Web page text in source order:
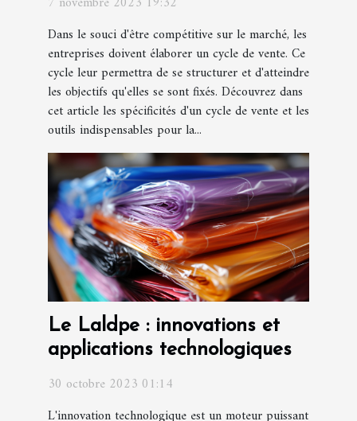
Dans le souci d'être compétitive sur le marché, les
entreprises doivent élaborer un cycle de vente. Ce
cycle leur permettra de se structurer et d'atteindre
les objectifs qu'elles se sont fixés. Découvrez dans
cet article les spécificités d'un cycle de vente et les
outils indispensables pour la...
Le Laldpe : innovations et
applications technologiques
30 octobre 2023 01:14
L'innovation technologique est un moteur puissant